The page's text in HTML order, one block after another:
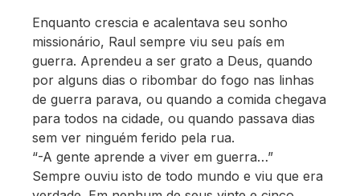
Enquanto crescia e acalentava seu sonho
missionário, Raul sempre viu seu país em
guerra. Aprendeu a ser grato a Deus, quando
por alguns dias o ribombar do fogo nas linhas
de guerra parava, ou quando a comida chegava
para todos na cidade, ou quando passava dias
sem ver ninguém ferido pela rua.
“-A gente aprende a viver em guerra…”
Sempre ouviu isto de todo mundo e viu que era